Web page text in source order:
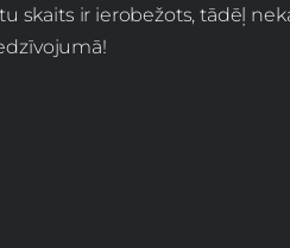
skaits ir ierobežots, tādēļ